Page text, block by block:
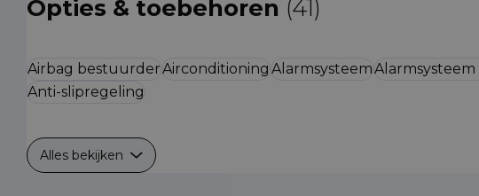
Opties & toebehoren (41)
Airbag bestuurderAirconditioning AlarmsysteemAlarmsysteem
Anti-slipregeling
Alles bekijken